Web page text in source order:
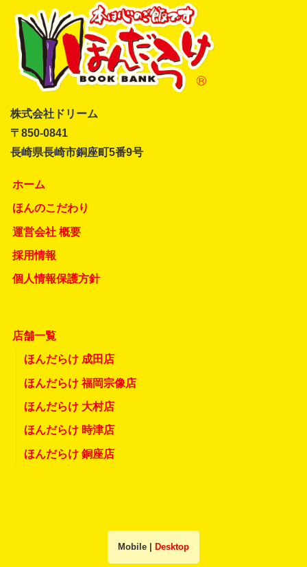
株式会社ドリーム
〒850-0841
長崎県長崎市銅座町5番9号
ホーム
ほんのこだわり
運営会社 概要
採用情報
個人情報保護方針
店舗一覧
ほんだらけ 成田店
ほんだらけ 福岡宗像店
ほんだらけ 大村店
ほんだらけ 時津店
ほんだらけ 銅座店
Mobile Desktop